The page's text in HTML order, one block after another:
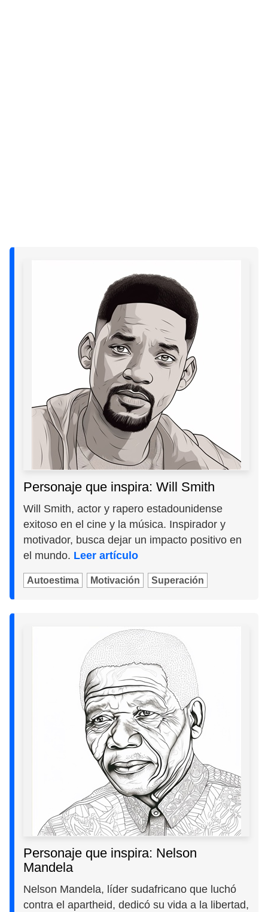
Personaje que inspira: Will Smith
Will Smith, actor y rapero estadounidense
exitoso en el cine y la música. Inspirador y
motivador, busca dejar un impacto positivo en
el mundo. Leer artículo
Autoestima Motivación Superación
Personaje que inspira: Nelson
Mandela
Nelson Mandela, líder sudafricano que luchó
contra el apartheid, dedicó su vida a la libertad,